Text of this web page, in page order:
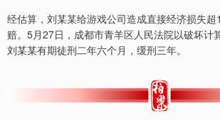
经估算，刘某某给游戏公司造成直接经济损失
赔。5月27日，成都市青羊区人民法院以破坏计
刘某某有期徒刑二年六个月，缓刑三年。